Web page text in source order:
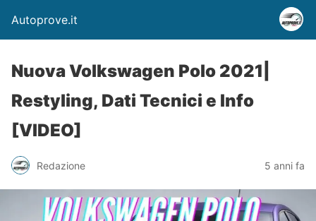
Autoprove.it
Nuova Volkswagen Polo 2021|
Restyling, Dati Tecnici e Info
[VIDEO]
Redazione 5 anni fa